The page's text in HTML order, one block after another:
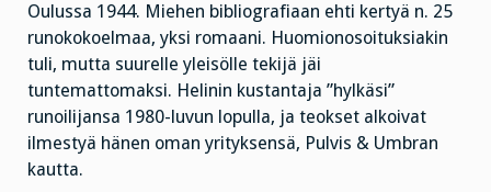
Oulussa 1944. Miehen bibliografiaan ehti kertyä n. 25
runokokoelmaa, yksi romaani. Huomionosoituksiakin
tuli, mutta suurelle yleisölle tekijä jäi
tuntemattomaksi. Helinin kustantaja ”hylkäsi”
runoilijansa 1980-luvun lopulla, ja teokset alkoivat
ilmestyä hänen oman yrityksensä, Pulvis & Umbran
kautta.